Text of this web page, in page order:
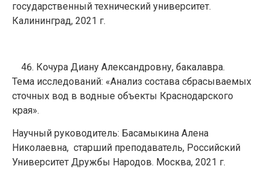
государственный технический университет.
Калининград, 2021 г.
Кочура Диану Александровну, бакалавра.
Тема исследований: «Анализ состава сбрасываемых
сточных вод в водные объекты Краснодарского
края».
Научный руководитель: Басамыкина Алена
Николаевна, старший преподаватель, Российский
Университет Дружбы Народов. Москва, 2021 г.